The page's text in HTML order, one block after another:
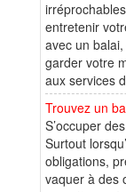
entretenir
avec un
garder votre
aux services
Trouvez un
S’occuper
Surtout
obligations,
vaquer à des